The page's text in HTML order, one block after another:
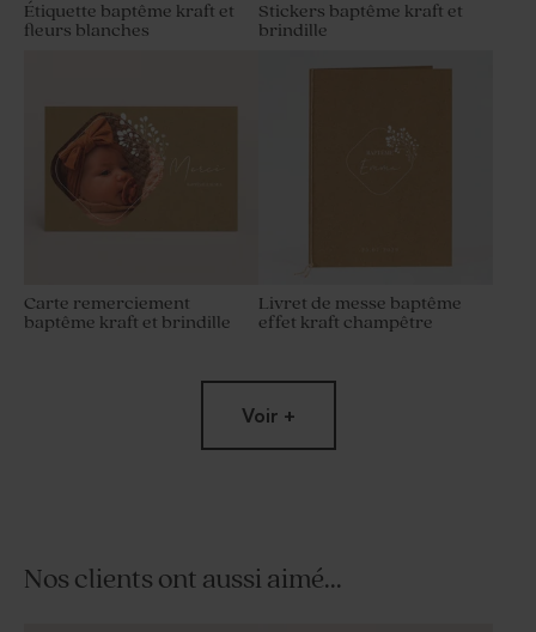
Étiquette baptême kraft et
fleurs blanches
Stickers baptême kraft et
brindille
Carte remerciement
baptême kraft et brindille
Livret de messe baptême
effet kraft champêtre
Voir +
Nos clients ont aussi aimé...